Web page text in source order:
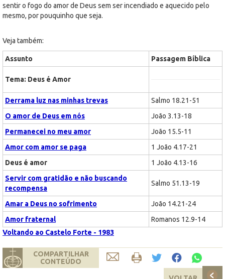
sentir o fogo do amor de Deus sem ser incendiado e aquecido pelo
mesmo, por pouquinho que seja.
Veja também:
Assunto Passagem Bíblica
Tema: Deus é Amor
Derrama luz nas minhas trevas
Salmo 18.21-51
O amor de Deus em nós
João 3.13-18
Permanecei no meu amor
João 15.5-11
Amor com amor se paga
1 João 4.17-21
Deus é amor
1 João 4.13-16
Servir com gratidão e não buscando
recompensa
Salmo 51.13-19
Amar a Deus no sofrimento
João 14.21-24
Amor fraternal
Romanos 12.9-14
Voltando ao Castelo Forte - 1983
COMPARTILHAR
CONTEÚDO